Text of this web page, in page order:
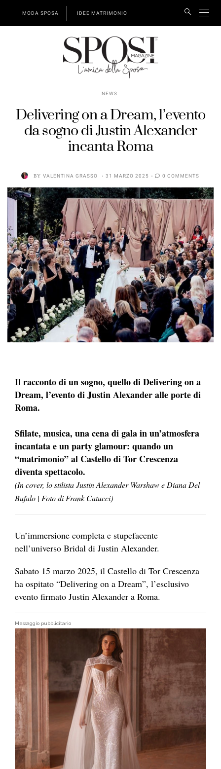
MODA SPOSA IDEE MATRIMONIO
NEWS
Delivering on a Dream, l’evento
da sogno di Justin Alexander
incanta Roma
BY VALENTINA GRASSO 31 MARZO 2025 0 COMMENTS
Il racconto di un sogno, quello di Delivering on a
Dream, l’evento di Justin Alexander alle porte di
Roma.
Sfilate, musica, una cena di gala in un’atmosfera
incantata e un party glamour: quando un
“matrimonio” al Castello di Tor Crescenza
diventa spettacolo.
(In cover, lo stilista Justin Alexander Warshaw e Diana Del
Bufalo | Foto di Frank Catucci)
Un’immersione completa e stupefacente
nell’universo Bridal di Justin Alexander.
Sabato 15 marzo 2025, il Castello di Tor Crescenza
ha ospitato “Delivering on a Dream”, l’esclusivo
evento firmato Justin Alexander a Roma.
Messaggio pubblicitario